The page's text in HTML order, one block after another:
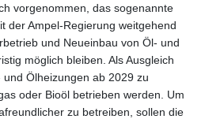
vorgenommen, das sogenannte
der Ampel-Regierung weitgehend
und Neueinbau von Öl- und
möglich bleiben. Als Ausgleich
Ölheizungen ab 2029 zu
oder Bioöl betrieben werden. Um
zu betreiben, sollen die